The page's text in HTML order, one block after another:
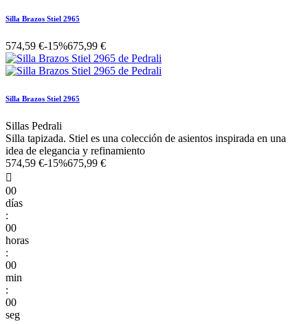
Silla Brazos Stiel 2965
574,59 €-15%675,99 €
Silla Brazos Stiel 2965
Sillas Pedrali
Silla tapizada. Stiel es una colección de asientos inspirada en una
idea de elegancia y refinamiento
574,59 €-15%675,99 €

00
días
:
00
horas
:
00
min
:
00
seg